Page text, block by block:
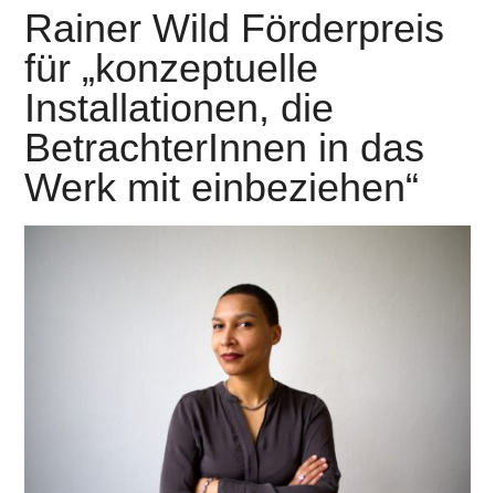
Rainer Wild Förderpreis
für „konzeptuelle
Installationen, die
BetrachterInnen in das
Werk mit einbeziehen“